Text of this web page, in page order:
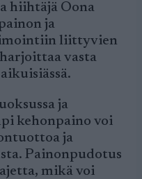
hiihtäjä Oona
ja
liittyvien
vasta
ja
kehonpaino voi
ja
Painonpudotus
mikä voi